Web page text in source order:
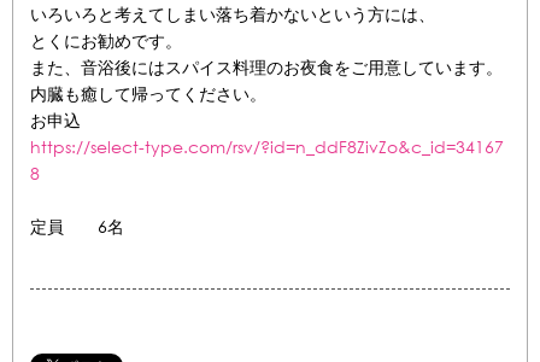
いろいろと考えてしまい落ち着かないという方には、
とくにお勧めです。
また、音浴後にはスパイス料理のお夜食をご用意しています。
内臓も癒して帰ってください。
お申込
https://select-type.com/rsv/?id=n_ddF8ZivZo&c_id=34167
8
定員 6名